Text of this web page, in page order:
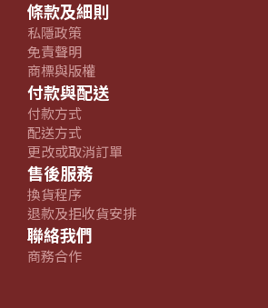
條款及細則
私隱政策
免責聲明
商標與版權
付款與配送
付款方式
配送方式
更改或取消訂單
售後服務
換貨程序
退款及拒收貨安排
聯絡我們
商務合作